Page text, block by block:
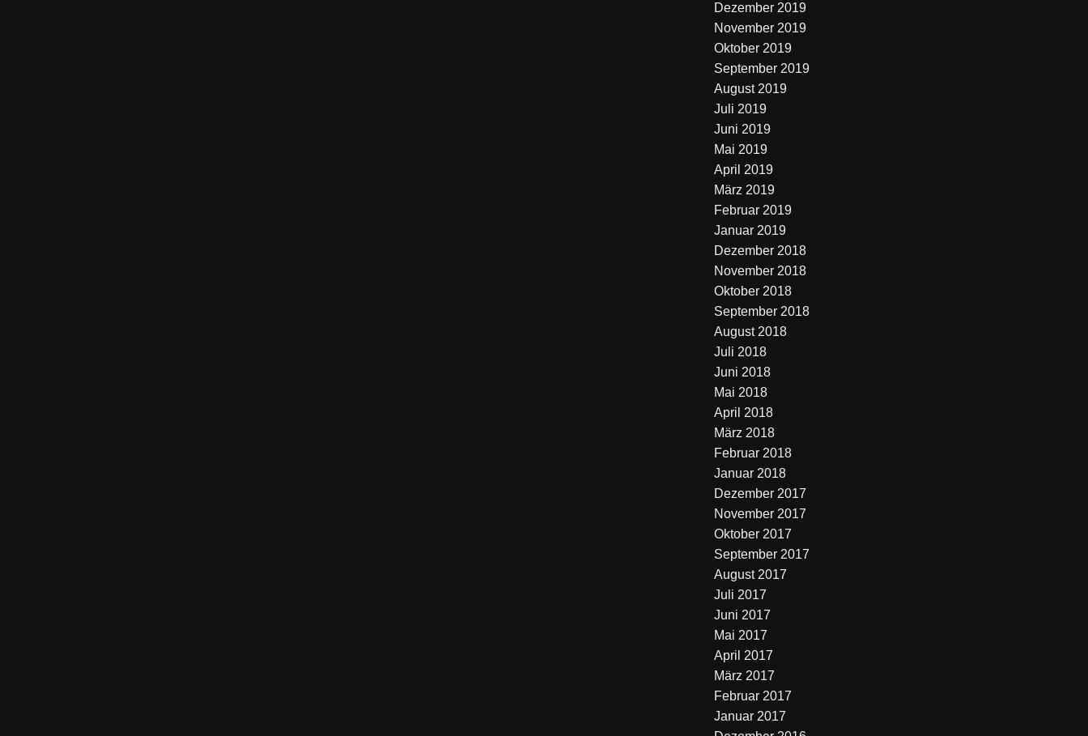
Dezember 2019
November 2019
Oktober 2019
September 2019
August 2019
Juli 2019
Juni 2019
Mai 2019
April 2019
März 2019
Februar 2019
Januar 2019
Dezember 2018
November 2018
Oktober 2018
September 2018
August 2018
Juli 2018
Juni 2018
Mai 2018
April 2018
März 2018
Februar 2018
Januar 2018
Dezember 2017
November 2017
Oktober 2017
September 2017
August 2017
Juli 2017
Juni 2017
Mai 2017
April 2017
März 2017
Februar 2017
Januar 2017